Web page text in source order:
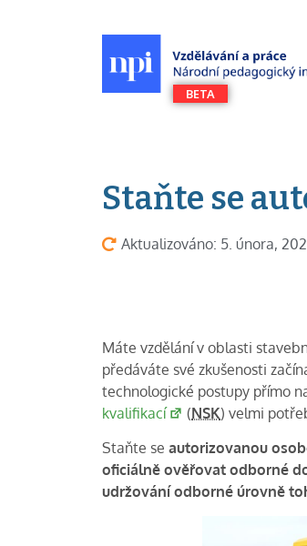
Staňte se
Aktualizováno: 5. února,
Máte vzdělání v oblasti
předáváte své zkušenosti
technologické postupy přímo
kvalifikací
(NSK) velmi
Staňte se autorizovanou
oficiálně ověřovat odborné
udržování odborné úrovně